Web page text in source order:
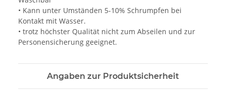
• Kann unter Umständen 5-10% Schrumpfen bei
Kontakt mit Wasser.
• trotz höchster Qualität nicht zum Abseilen und zur
Personensicherung geeignet.
Angaben zur Produktsicherheit